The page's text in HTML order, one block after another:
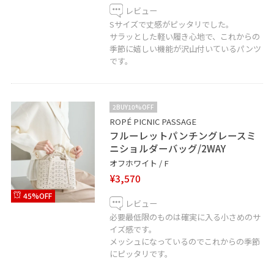
レビュー
Sサイズで丈感がピッタリでした。
サラッとした軽い履き心地で、これからの
季節に嬉しい機能が沢山付いているパンツ
です。
45%OFF
2BUY10%OFF
ROPÉ PICNIC PASSAGE
フルーレットパンチングレースミ
ニショルダーバッグ/2WAY
オフホワイト / F
¥3,570
レビュー
必要最低限のものは確実に入る小さめのサ
イズ感です。
メッシュになっているのでこれからの季節
にピッタリです。